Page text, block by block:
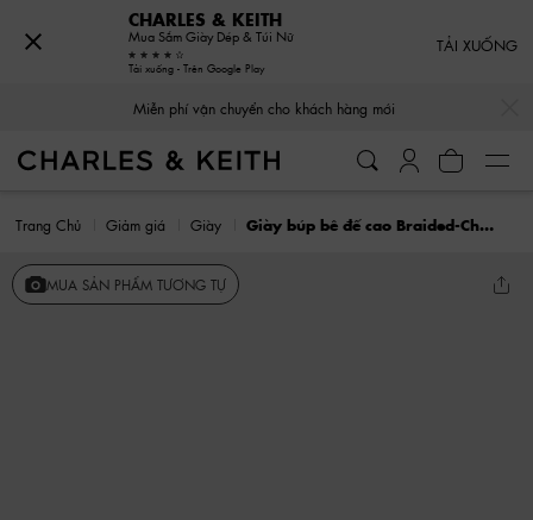
Miễn phí vận chuyển cho khách hàng mới
Trang Chủ Giảm giá Giày Giày búp bê đế cao Braided-Chain
MUA SẢN PHẨM TƯƠNG TỰ
CHARLES & KEITH
Mua Sắm Giày Dép & Túi Nữ
Tải xuống - Trên Google Play
TẢI XUỐNG